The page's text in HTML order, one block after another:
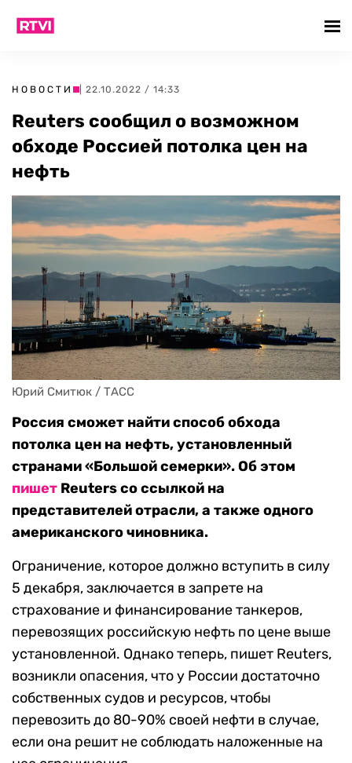
НОВОСТИ | 22.10.2022 / 14:33
Reuters сообщил о возможном
обходе Россией потолка цен на
нефть
Юрий Смитюк / ТАСС
Россия сможет найти способ обхода
потолка цен на нефть, установленный
странами «Большой семерки». Об этом
пишет Reuters со ссылкой на
представителей отрасли, а также одного
американского чиновника.
Ограничение, которое должно вступить в силу
5 декабря, заключается в запрете на
страхование и финансирование танкеров,
перевозящих российскую нефть по цене выше
установленной. Однако теперь, пишет Reuters,
возникли опасения, что у России достаточно
собственных судов и ресурсов, чтобы
перевозить до 80-90% своей нефти в случае,
если она решит не соблюдать наложенные на